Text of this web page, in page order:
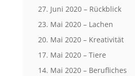
27. Juni 2020 – Rückblick
23. Mai 2020 – Lachen
20. Mai 2020 – Kreativität
17. Mai 2020 – Tiere
14. Mai 2020 – Berufliches